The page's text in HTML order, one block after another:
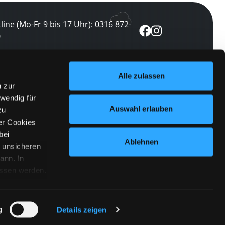
zur
für
Cookies
unsicheren
In
werden.
links
Details zeigen
Alle zulassen
Auswahl erlauben
Ablehnen
(Mo-Fr 9 bis 17 Uhr): 0316 872-
abonnieren
keine Veranstaltung verpassen
abonnieren